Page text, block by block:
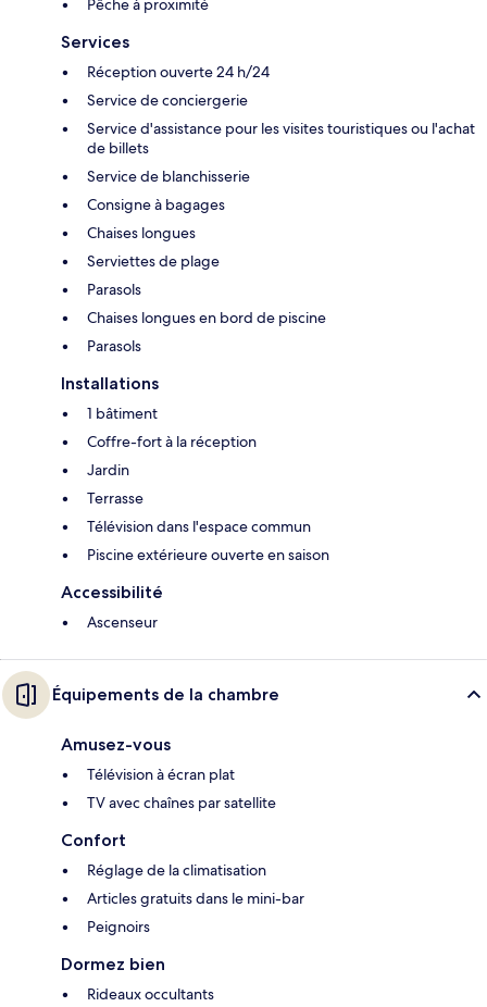
Pêche à proximité
Services
Réception ouverte 24 h/24
Service de conciergerie
Service d'assistance pour les visites touristiques ou l'achat
de billets
Service de blanchisserie
Consigne à bagages
Chaises longues
Serviettes de plage
Parasols
Chaises longues en bord de piscine
Parasols
Installations
1 bâtiment
Coffre-fort à la réception
Jardin
Terrasse
Télévision dans l'espace commun
Piscine extérieure ouverte en saison
Accessibilité
Ascenseur
Équipements de la chambre
Amusez-vous
Télévision à écran plat
TV avec chaînes par satellite
Confort
Réglage de la climatisation
Articles gratuits dans le mini-bar
Peignoirs
Dormez bien
Rideaux occultants